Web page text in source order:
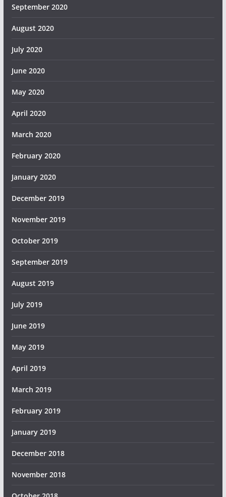
September 2020
August 2020
July 2020
June 2020
May 2020
April 2020
March 2020
February 2020
January 2020
December 2019
November 2019
October 2019
September 2019
August 2019
July 2019
June 2019
May 2019
April 2019
March 2019
February 2019
January 2019
December 2018
November 2018